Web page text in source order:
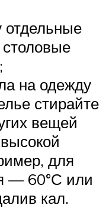
отдельные
на одежду
стирайте
вещей
для
— 60°С или
кал.